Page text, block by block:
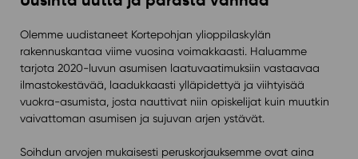
Olemme uudistaneet Kortepohjan ylioppilaskylän
rakennuskantaa viime vuosina voimakkaasti. Haluamme
tarjota 2020-luvun asumisen laatuvaatimuksiin vastaavaa
ilmastokestävää, laadukkaasti ylläpidettyä ja viihtyisää
vuokra-asumista, josta nauttivat niin opiskelijat kuin muutkin
vaivattoman asumisen ja sujuvan arjen ystävät.
Soihdun arvojen mukaisesti peruskorjauksemme ovat aina